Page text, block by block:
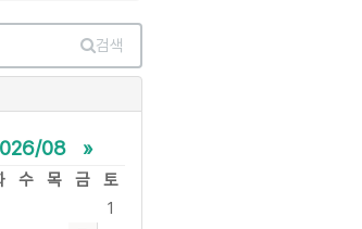
검색
08 »
수 목 금
토
1